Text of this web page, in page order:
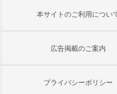
本サイトのご利用につい
広告掲載のご案内
プライバシーポリシー